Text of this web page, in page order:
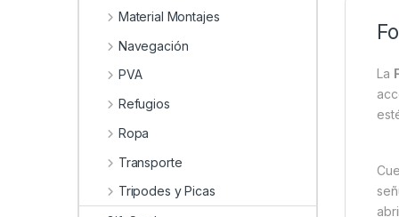
La
Material Montajes
Navegación
PVA
Refugios
Ropa
Transporte
Tripodes y Picas